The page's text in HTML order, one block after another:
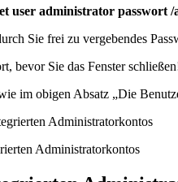
user administrator passwort /
Sie frei zu vergebendes
bevor Sie das Fenster
im obigen Absatz „Die
Administratorkontos